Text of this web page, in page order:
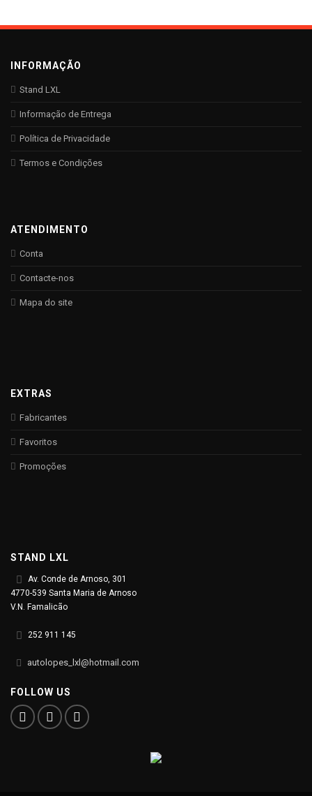
INFORMAÇÃO
Stand LXL
Informação de Entrega
Política de Privacidade
Termos e Condições
ATENDIMENTO
Conta
Contacte-nos
Mapa do site
EXTRAS
Fabricantes
Favoritos
Promoções
STAND LXL
Av. Conde de Arnoso, 301
4770-539 Santa Maria de Arnoso
V.N. Famalicão
252 911 145
autolopes_lxl@hotmail.com
FOLLOW US